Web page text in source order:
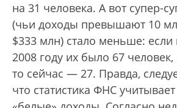
на 31 человека. А вот супер-
(чьи доходы превышают 10
$333 млн) стало меньше: если
2008 году их было 67
то сейчас — 27. Правда,
что статистика ФНС